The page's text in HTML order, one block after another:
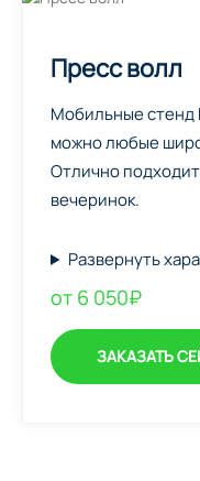
Пресс волл
Мобильные стенд
можно любые
Отлично
вечеринок.
Развернуть
от 6 050₽
ЗАКАЗАТЬ